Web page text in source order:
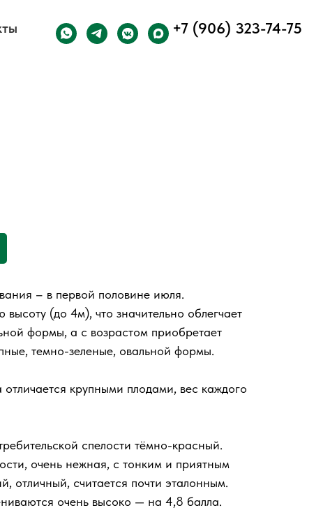
+7 (906) 323-74-75
– в первой половине июля.
(до 4м), что значительно облегчает
формы, а с возрастом приобретает
темно-зеленые, овальной формы.
крупными плодами, вес каждого
спелости тёмно-красный.
очень нежная, с тонким и приятным
отличный, считается почти эталонным.
очень высоко — на 4,8 балла.